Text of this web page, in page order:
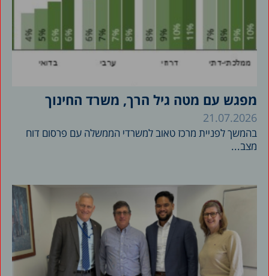
מפגש עם מטה גיל הרך, משרד החינוך
21.07.2026
בהמשך לפניית מרכז טאוב למשרדי הממשלה עם פרסום דוח
מצב...